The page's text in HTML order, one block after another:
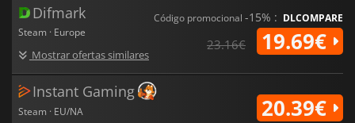
Difmark
Steam · Europe
Mostrar ofertas similares
Código promocional -15% : DLCOMPARE
23.16€ 19.69€
Instant Gaming
Steam · EU/NA 20.39€